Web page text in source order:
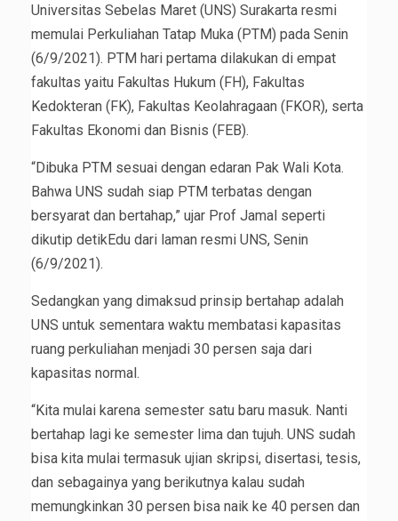
Universitas Sebelas Maret (UNS) Surakarta resmi
memulai Perkuliahan Tatap Muka (PTM) pada Senin
(6/9/2021). PTM hari pertama dilakukan di empat
fakultas yaitu Fakultas Hukum (FH), Fakultas
Kedokteran (FK), Fakultas Keolahragaan (FKOR), serta
Fakultas Ekonomi dan Bisnis (FEB).
“Dibuka PTM sesuai dengan edaran Pak Wali Kota.
Bahwa UNS sudah siap PTM terbatas dengan
bersyarat dan bertahap,” ujar Prof Jamal seperti
dikutip detikEdu dari laman resmi UNS, Senin
(6/9/2021).
Sedangkan yang dimaksud prinsip bertahap adalah
UNS untuk sementara waktu membatasi kapasitas
ruang perkuliahan menjadi 30 persen saja dari
kapasitas normal.
“Kita mulai karena semester satu baru masuk. Nanti
bertahap lagi ke semester lima dan tujuh. UNS sudah
bisa kita mulai termasuk ujian skripsi, disertasi, tesis,
dan sebagainya yang berikutnya kalau sudah
memungkinkan 30 persen bisa naik ke 40 persen dan